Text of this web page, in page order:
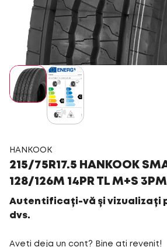
HANKOOK
215/75R17.5 HANKOOK
128/126M 14PR TL M+S
Autentificați-vă și vizualizați
dvs.
Aveți deja un cont? Bine ați revenit!